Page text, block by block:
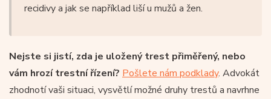
recidivy a jak se například liší u mužů a žen.
Nejste si jistí, zda je uložený trest přiměřený, nebo
vám hrozí trestní řízení? Pošlete nám podklady. Advokát
zhodnotí vaši situaci, vysvětlí možné druhy trestů a navrhne